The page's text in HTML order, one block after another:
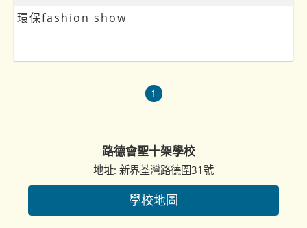
環保fashion show
1
路德會聖十架學校
地址: 新界荃灣路德圍31號
學校地圖